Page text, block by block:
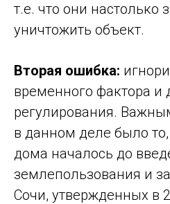
т.е. что они настолько
уничтожить объект.
Вторая ошибка:
временного фактора и
регулирования.
в данном деле было то,
дома началось до
землепользования и
Сочи, утвержденных в